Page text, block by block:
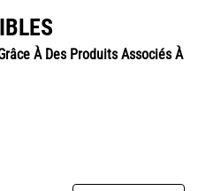
À Des Produits Associés À